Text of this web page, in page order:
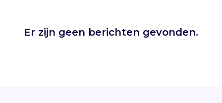
Er zijn geen berichten gevonden.